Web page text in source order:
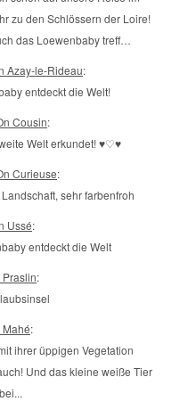
zu den Schlössern der Loire!
das Loewenbaby treff…
Azay-le-Rideau:
entdeckt die Welt!
Cousin:
Welt erkundet! ♥♡♥
Curieuse:
sehr farbenfroh
Ussé:
entdeckt die Welt
Praslin:
Mahé:
ihrer üppigen Vegetation
Und das kleine weiße Tier